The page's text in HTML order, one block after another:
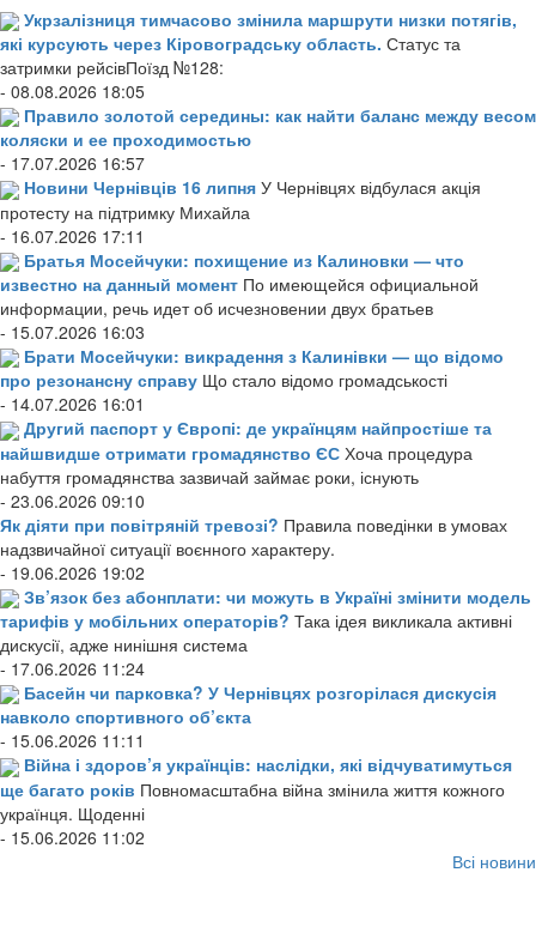
Укрзалізниця тимчасово змінила маршрути низки потягів,
які курсують через Кіровоградську область. Статус та
затримки рейсівПоїзд №128:
- 08.08.2026 18:05
Правило золотой середины: как найти баланс между весом
коляски и ее проходимостью
- 17.07.2026 16:57
Новини Чернівців 16 липня У Чернівцях відбулася акція
протесту на підтримку Михайла
- 16.07.2026 17:11
Братья Мосейчуки: похищение из Калиновки — что
известно на данный момент По имеющейся официальной
информации, речь идет об исчезновении двух братьев
- 15.07.2026 16:03
Брати Мосейчуки: викрадення з Калинівки — що відомо
про резонансну справу Що стало відомо громадськості
- 14.07.2026 16:01
Другий паспорт у Європі: де українцям найпростіше та
найшвидше отримати громадянство ЄС Хоча процедура
набуття громадянства зазвичай займає роки, існують
- 23.06.2026 09:10
Як діяти при повітряній тревозі? Правила поведінки в умовах
надзвичайної ситуації воєнного характеру.
- 19.06.2026 19:02
Зв’язок без абонплати: чи можуть в Україні змінити модель
тарифів у мобільних операторів? Така ідея викликала активні
дискусії, адже нинішня система
- 17.06.2026 11:24
Басейн чи парковка? У Чернівцях розгорілася дискусія
навколо спортивного об’єкта
- 15.06.2026 11:11
Війна і здоров’я українців: наслідки, які відчуватимуться
ще багато років Повномасштабна війна змінила життя кожного
українця. Щоденні
- 15.06.2026 11:02
Всі новини